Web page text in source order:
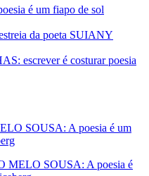
é um fiapo de sol
da poeta SUIANY
escrever é costurar poesia
SOUSA: A poesia é um
MELO SOUSA: A poesia é